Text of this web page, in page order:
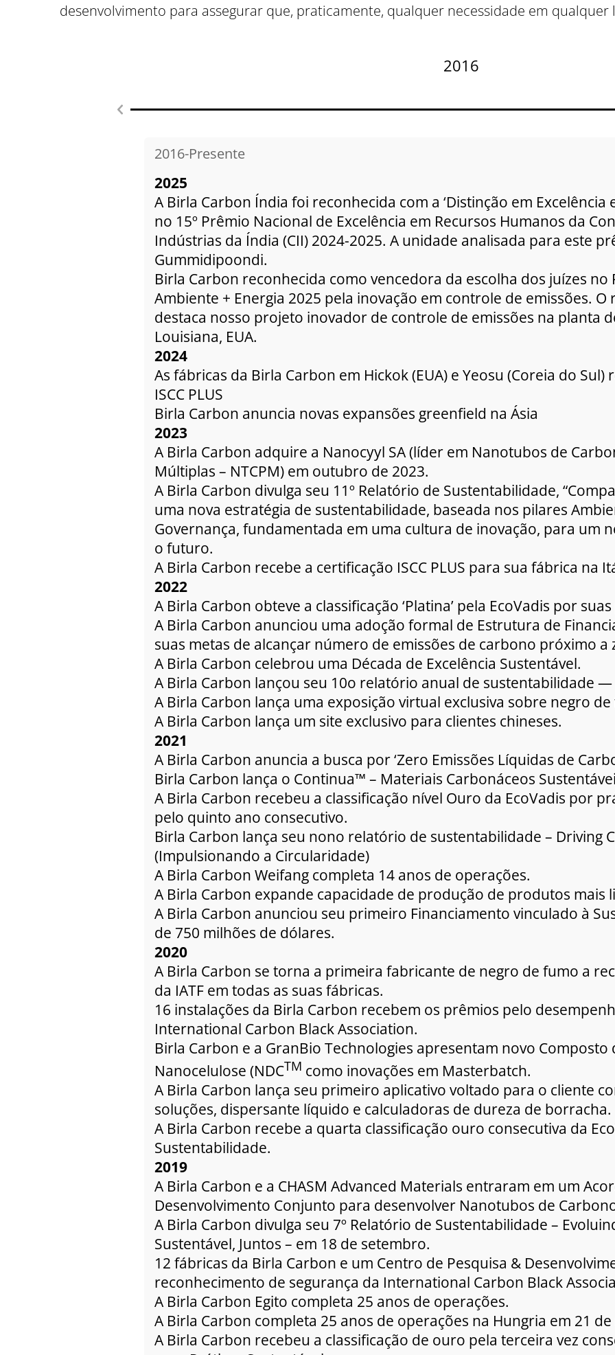
desenvolvimento para assegurar que, praticamente, qualquer necessidade em
2016
2016-Presente
2025
A Birla Carbon Índia foi reconhecida com a ‘Distinção em Excelência
no 15º Prêmio Nacional de Excelência em Recursos Humanos da
Indústrias da Índia (CII) 2024-2025. A unidade analisada para este
Gummidipoondi.
Birla Carbon reconhecida como vencedora da escolha dos juízes
Ambiente + Energia 2025 pela inovação em controle de emissões.
destaca nosso projeto inovador de controle de emissões na planta
Louisiana, EUA.
2024
As fábricas da Birla Carbon em Hickok (EUA) e Yeosu (Coreia do
ISCC PLUS
Birla Carbon anuncia novas expansões greenfield na Ásia
2023
A Birla Carbon adquire a Nanocyyl SA (líder em Nanotubos de
Múltiplas – NTCPM) em outubro de 2023.
A Birla Carbon divulga seu 11º Relatório de Sustentabilidade,
uma nova estratégia de sustentabilidade, baseada nos pilares
Governança, fundamentada em uma cultura de inovação, para um
o futuro.
A Birla Carbon recebe a certificação ISCC PLUS para sua fábrica na
2022
A Birla Carbon obteve a classificação ‘Platina’ pela EcoVadis por
A Birla Carbon anunciou uma adoção formal de Estrutura de
suas metas de alcançar número de emissões de carbono próximo a
A Birla Carbon celebrou uma Década de Excelência Sustentável.
A Birla Carbon lançou seu 10o relatório anual de sustentabilidade —
A Birla Carbon lança uma exposição virtual exclusiva sobre negro
A Birla Carbon lança um site exclusivo para clientes chineses.
2021
A Birla Carbon anuncia a busca por ‘Zero Emissões Líquidas de
Birla Carbon lança o Continua™ – Materiais Carbonáceos
A Birla Carbon recebeu a classificação nível Ouro da EcoVadis por
pelo quinto ano consecutivo.
Birla Carbon lança seu nono relatório de sustentabilidade – Driving
(Impulsionando a Circularidade)
A Birla Carbon Weifang completa 14 anos de operações.
A Birla Carbon expande capacidade de produção de produtos mais
A Birla Carbon anunciou seu primeiro Financiamento vinculado à
de 750 milhões de dólares.
2020
A Birla Carbon se torna a primeira fabricante de negro de fumo a
da IATF em todas as suas fábricas.
16 instalações da Birla Carbon recebem os prêmios pelo
International Carbon Black Association.
Birla Carbon e a GranBio Technologies apresentam novo Composto
Nanocelulose (NDCTM como inovações em Masterbatch.
A Birla Carbon lança seu primeiro aplicativo voltado para o cliente
soluções, dispersante líquido e calculadoras de dureza de borracha.
A Birla Carbon recebe a quarta classificação ouro consecutiva da
Sustentabilidade.
2019
A Birla Carbon e a CHASM Advanced Materials entraram em um
Desenvolvimento Conjunto para desenvolver Nanotubos de
A Birla Carbon divulga seu 7º Relatório de Sustentabilidade –
Sustentável, Juntos – em 18 de setembro.
12 fábricas da Birla Carbon e um Centro de Pesquisa &
reconhecimento de segurança da International Carbon Black
A Birla Carbon Egito completa 25 anos de operações.
A Birla Carbon completa 25 anos de operações na Hungria em 21
A Birla Carbon recebeu a classificação de ouro pela terceira vez